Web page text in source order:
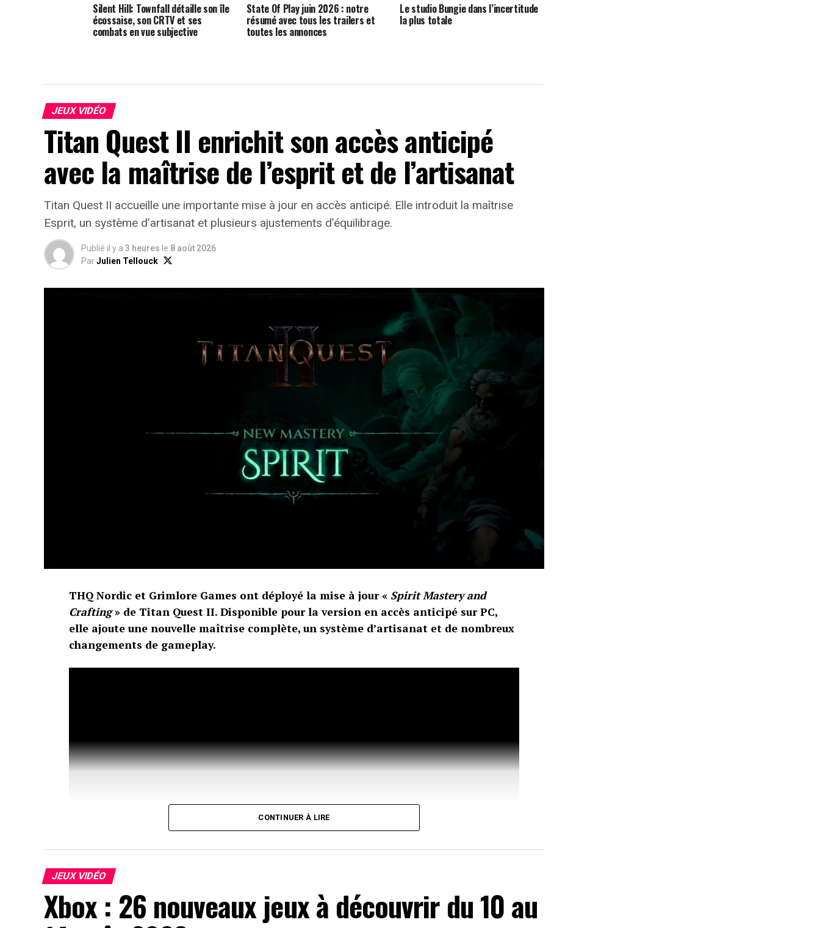
Silent Hill: Townfall détaille son île
écossaise, son CRTV et ses
combats en vue subjective
State Of Play juin 2026 : notre
résumé avec tous les trailers et
toutes les annonces
Le studio Bungie dans l’incertitude
la plus totale
JEUX VIDÉO
Titan Quest II enrichit son accès anticipé
avec la maîtrise de l’esprit et de l’artisanat
Titan Quest II accueille une importante mise à jour en accès anticipé. Elle introduit la maîtrise
Esprit, un système d’artisanat et plusieurs ajustements d’équilibrage.
Publié il y a 3 heures le 8 août 2026
ParJulien Tellouck
THQ Nordic et Grimlore Games ont déployé la mise à jour « Spirit Mastery and
Crafting» de Titan Quest II. Disponible pour la version en accès anticipé sur PC,
elle ajoute une nouvelle maîtrise complète, un système d’artisanat et de nombreux
changements de gameplay.
CONTINUER À LIRE
JEUX VIDÉO
Xbox : 26 nouveaux jeux à découvrir du 10 au